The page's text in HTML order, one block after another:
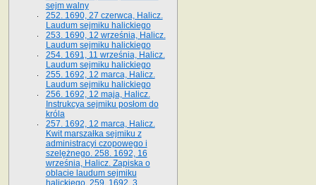
sejm walny
252. 1690, 27 czerwca, Halicz.
Laudum sejmiku halickiego
253. 1690, 12 września, Halicz.
Laudum sejmiku halickiego
254. 1691, 11 września, Halicz.
Laudum sejmiku halickiego
255. 1692, 12 marca, Halicz.
Laudum sejmiku halickiego
256. 1692, 12 maja, Halicz.
Instrukcya sejmiku posłom do
króla
257. 1692, 12 marca, Halicz.
Kwit marszałka sejmiku z
administracyi czopowego i
szelężnego. 258. 1692, 16
września, Halicz. Zapiska o
oblacie laudum sejmiku
halickiego. 259. 1692, 3